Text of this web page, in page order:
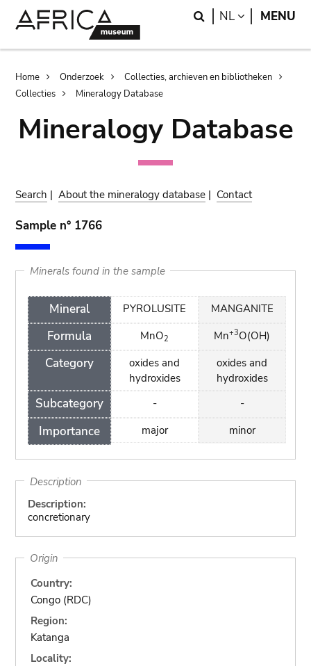
Search
NL LANGUAGE
MENU
Breadcrumb
Home Onderzoek
Collecties, archieven en bibliotheken
Collecties
Mineralogy Database
Mineralogy Database
Search |About the mineralogy database | Contact
Sample n° 1766
Minerals found in the sample
Mineral
Formula
Category
Subcategory
Importance
PYROLUSITE
MnO2
oxides and
hydroxides
-
major
MANGANITE
Mn+3O(OH)
oxides and
hydroxides
-
minor
Description
Description:
concretionary
Origin
Country:
Congo (RDC)
Region:
Katanga
Locality: